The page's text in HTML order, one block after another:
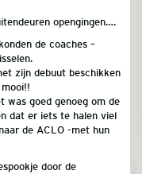
opengingen….
de coaches –
zijn debuut beschikken
was goed genoeg om de
dat er iets te halen viel
de ACLO -met hun
door de